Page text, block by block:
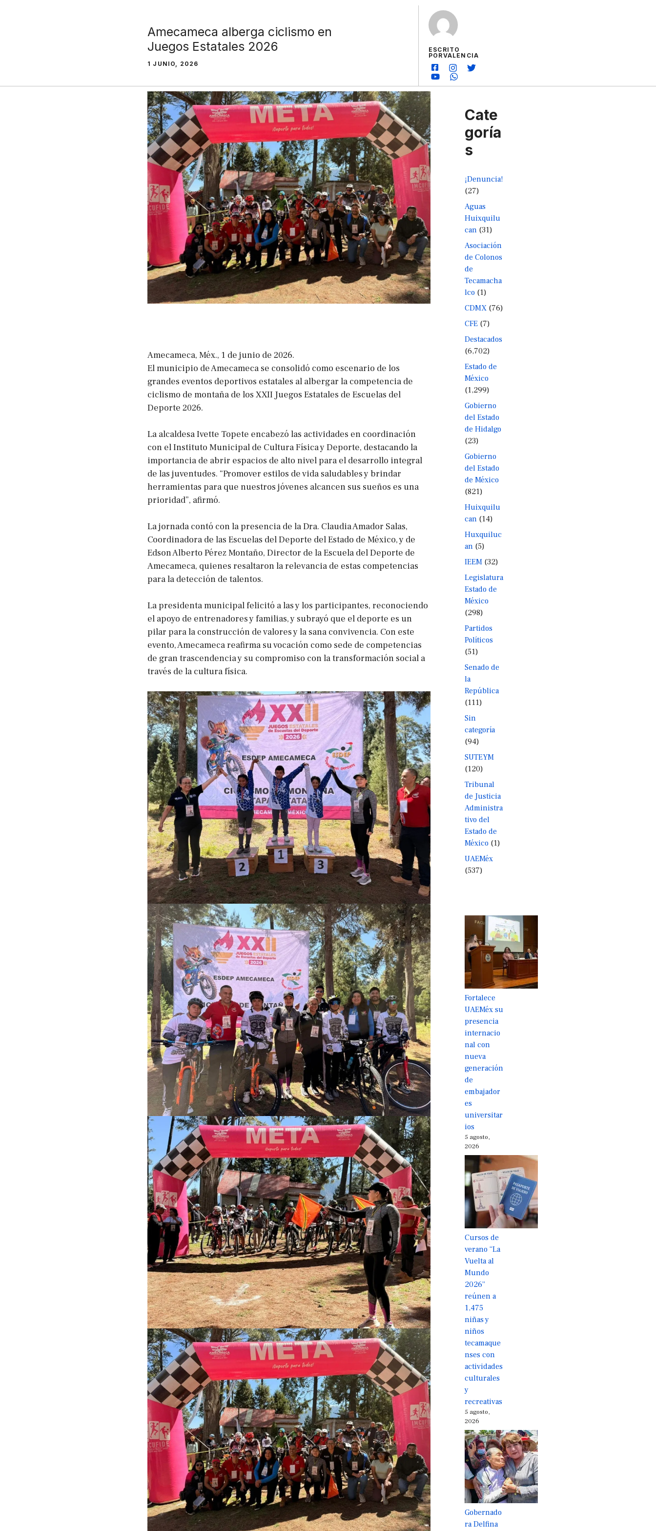
Amecameca alberga ciclismo en
Juegos Estatales 2026
1 JUNIO, 2026
ESCRITO
PORVALENCIA
Amecameca, Méx., 1 de junio de 2026.
El municipio de Amecameca se consolidó como escenario de los
grandes eventos deportivos estatales al albergar la competencia de
ciclismo de montaña de los XXII Juegos Estatales de Escuelas del
Deporte 2026.
La alcaldesa Ivette Topete encabezó las actividades en coordinación
con el Instituto Municipal de Cultura Física y Deporte, destacando la
importancia de abrir espacios de alto nivel para el desarrollo integral
de las juventudes. “Promover estilos de vida saludables y brindar
herramientas para que nuestros jóvenes alcancen sus sueños es una
prioridad”, afirmó.
La jornada contó con la presencia de la Dra. Claudia Amador Salas,
Coordinadora de las Escuelas del Deporte del Estado de México, y de
Edson Alberto Pérez Montaño, Director de la Escuela del Deporte de
Amecameca, quienes resaltaron la relevancia de estas competencias
para la detección de talentos.
La presidenta municipal felicitó a las y los participantes, reconociendo
el apoyo de entrenadores y familias, y subrayó que el deporte es un
pilar para la construcción de valores y la sana convivencia. Con este
evento, Amecameca reafirma su vocación como sede de competencias
de gran trascendencia y su compromiso con la transformación social a
través de la cultura física.
Cate
goría
s
¡Denuncia!
(27)
Aguas
Huixquilu
can (31)
Asociación
de Colonos
de
Tecamacha
lco (1)
CDMX (76)
CFE (7)
Destacados
(6,702)
Estado de
México
(1,299)
Gobierno
del Estado
de Hidalgo
(23)
Gobierno
del Estado
de México
(821)
Huixquilu
can (14)
Huxquiluc
an (5)
IEEM (32)
Legislatura
Estado de
México
(298)
Partidos
Políticos
(51)
Senado de
la
República
(111)
Sin
categoría
(94)
SUTEYM
(120)
Tribunal
de Justicia
Administra
tivo del
Estado de
México (1)
UAEMéx
(537)
Fortalece
UAEMéx su
presencia
internacio
nal con
nueva
generación
de
embajador
es
universitar
ios
5 agosto,
2026
Cursos de
verano “La
Vuelta al
Mundo
2026”
reúnen a
1,475
niñas y
niños
tecamaque
nses con
actividades
culturales
y
recreativas
5 agosto,
2026
Gobernado
ra Delfina